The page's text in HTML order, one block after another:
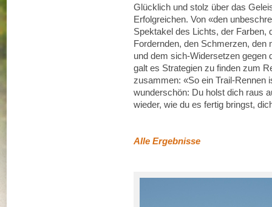
Glücklich und stolz über das
Erfolgreichen. Von «den
Spektakel des Lichts, der Farben,
Fordernden, den Schmerzen,
und dem sich-Widersetzen gegen
galt es Strategien zu finden zum
zusammen: «So ein Trail-Rennen
wunderschön: Du holst dich raus
wieder, wie du es fertig bringst,
Alle Ergebnisse